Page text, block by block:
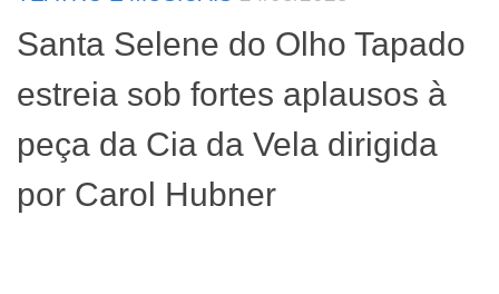
Santa Selene do Olho Tapado
estreia sob fortes aplausos à
peça da Cia da Vela dirigida
por Carol Hubner